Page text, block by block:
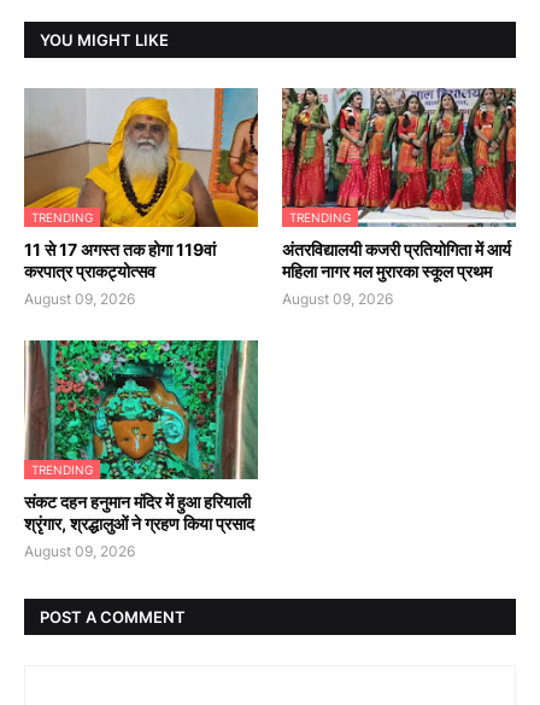
YOU MIGHT LIKE
TRENDING
11 से 17 अगस्त तक होगा 119वां
करपात्र प्राकट्योत्सव
August 09, 2026
TRENDING
अंतरविद्यालयी कजरी प्रतियोगिता में आर्य
महिला नागर मल मुरारका स्कूल प्रथम
August 09, 2026
TRENDING
संकट दहन हनुमान मंदिर में हुआ हरियाली
श्रृंगार, श्रद्धालुओं ने ग्रहण किया प्रसाद
August 09, 2026
POST A COMMENT